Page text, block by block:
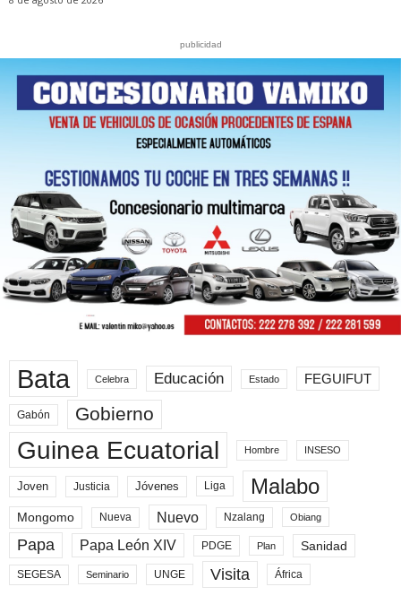
publicidad
Bata Celebra Educación Estado FEGUIFUT
Gabón Gobierno
Guinea Ecuatorial Hombre INSESO
Joven Justicia Jóvenes Liga Malabo
Mongomo Nueva Nuevo Nzalang Obiang
Papa Papa León XIV PDGE Plan Sanidad
SEGESA Seminario UNGE Visita África